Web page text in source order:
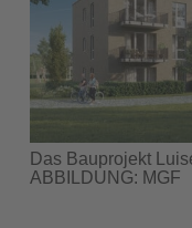
Das Bauprojekt
ABBILDUNG: MGF